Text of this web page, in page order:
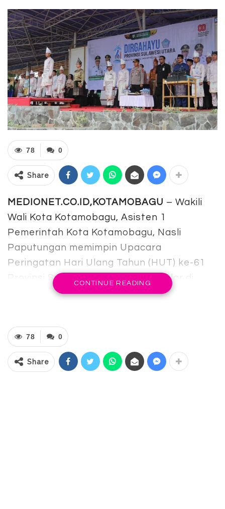
0
78
Share
MEDIONET.CO.ID,KOTAMOBAGU – Wakili
Wali Kota Kotamobagu, Asisten 1
Pemerintah Kota Kotamobagu, Nasli
Paputungan memimpin Upacara
Peringatan Hari Ulang Tahun (HUT) ke-61
Provinsi Sulawesi Utara, yang digelar di
Alun-alun Boki Hontinimbang Kotamobagu,
Dalam kesempatan tersebut, Asisten 1
membacakan sambutan Gubernur Sulawesi
Utara, Yulius Selvanus yang menegaskan
CONTINUE READING
0
78
Share